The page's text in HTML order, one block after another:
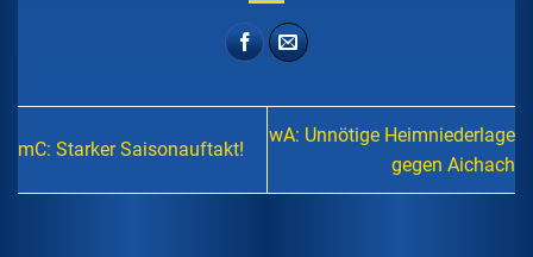
mC: Starker Saisonauftakt!
wA: Unnötige Heimniederlage
gegen Aichach